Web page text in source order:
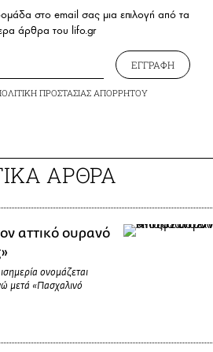
στο email σας μια επιλογή από τα
άρθρα του lifo.gr
ΕΓΓΡΑΦΗ
ΠΡΟΣΤΑΣΙΑΣ ΑΠΟΡΡΗΤΟΥ
ΑΡΘΡΑ
αττικό ουρανό
ονομάζεται
μετά «Πασχαλινό